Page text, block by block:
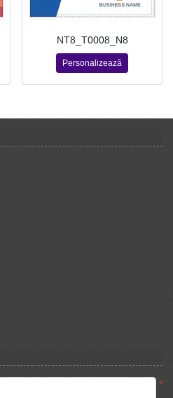
NT8_T0008_N8
Personalizează
*